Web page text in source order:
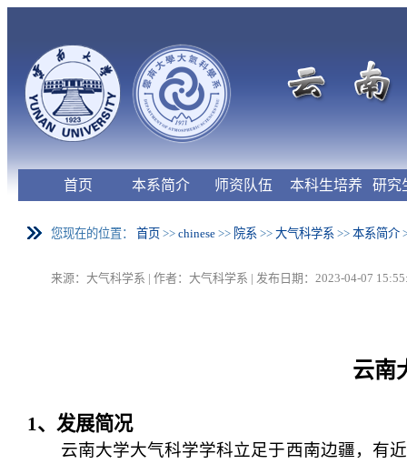
首页 本系简介 师资队伍 本科生培养 研究
您现在的位置： 首页 >> chinese >> 院系 >> 大气科学系 >> 本系简介
来源：大气科学系 | 作者：大气科学系 | 发布日期：2023-04-07
云南
1、发展简况
云南大学大气科学学科立足于西南边疆，有近